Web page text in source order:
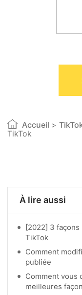
À lire aussi
[2022] 3
TikTok
Comment
publiée
Comment vous
meilleures
Accueil >
TikTok